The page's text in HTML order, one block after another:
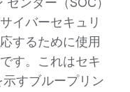
イバーセキュリ
するために使用
す。これはセキ
すブループリン